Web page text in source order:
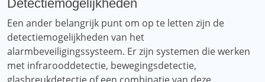
Detectiemogelijkheden
Een ander belangrijk punt om op te letten zijn de
detectiemogelijkheden van het
alarmbeveiligingssysteem. Er zijn systemen die werken
met infrarooddetectie, bewegingsdetectie,